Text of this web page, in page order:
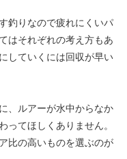
釣りなので疲れにくいパ
はそれぞれの考え方もあ
していくには回収が早い
、ルアーが水中からなか
ってほしくありません。
比の高いものを選ぶのが